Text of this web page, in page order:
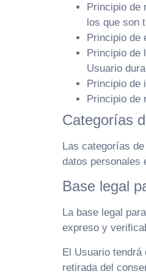
Principio de
los que son
Principio de
Principio de
Usuario
Principio de
Principio de
Categorías
Las categorías
datos personales
Base legal
La base legal
expreso y
El Usuario
retirada del